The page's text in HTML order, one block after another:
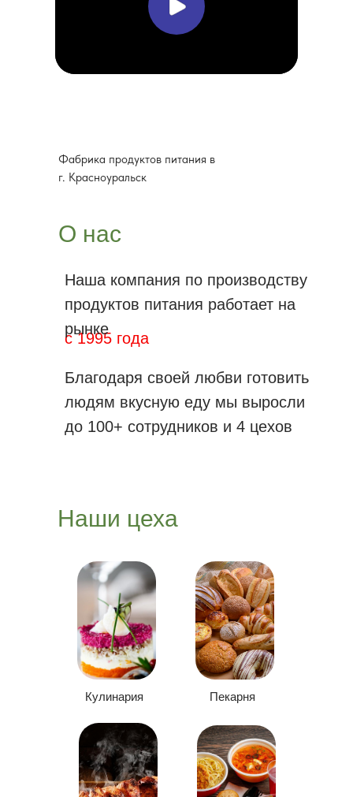
Фабрика продуктов питания в
г. Красноуральск
О нас
с 1995 года
Наша компания по производству
продуктов питания работает на
рынке
Благодаря своей любви готовить
людям вкусную еду мы выросли
до 100+ сотрудников и 4 цехов
Наши цеха
Кулинария Пекарня